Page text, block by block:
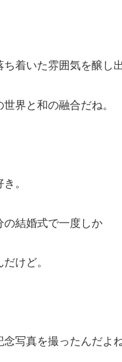
着いた雰囲気を醸し出
界と和の融合だね。
。
の結婚式で一度しか
けど。
写真を撮ったんだよね